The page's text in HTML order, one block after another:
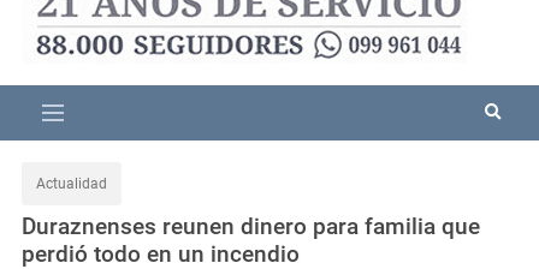
Actualidad
Duraznenses reunen dinero para familia que
perdió todo en un incendio